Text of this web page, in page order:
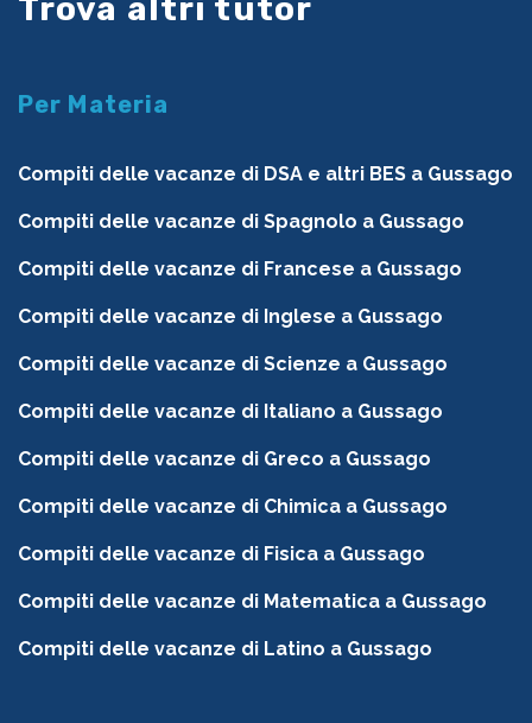
Trova altri tutor
Per Materia
Compiti delle vacanze di DSA e altri BES a Gussago
Compiti delle vacanze di Spagnolo a Gussago
Compiti delle vacanze di Francese a Gussago
Compiti delle vacanze di Inglese a Gussago
Compiti delle vacanze di Scienze a Gussago
Compiti delle vacanze di Italiano a Gussago
Compiti delle vacanze di Greco a Gussago
Compiti delle vacanze di Chimica a Gussago
Compiti delle vacanze di Fisica a Gussago
Compiti delle vacanze di Matematica a Gussago
Compiti delle vacanze di Latino a Gussago